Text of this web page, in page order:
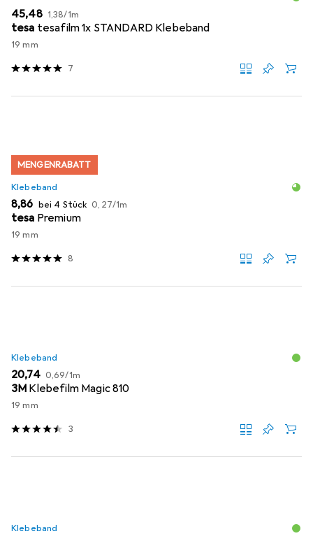
EUR
45,48 EUR
1,38/1m
tesa tesafilm 1x STANDARD Klebeband
19 mm
7
MENGENRABATT
Klebeband
EUR
8,86 bei 4 Stück EUR
0,27/1m
tesa Premium
19 mm
8
Klebeband
EUR
20,74 EUR
0,69/1m
3M Klebefilm Magic 810
19 mm
3
Klebeband